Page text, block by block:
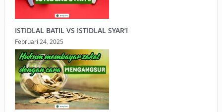
ISTIDLAL BATIL VS ISTIDLAL SYAR’I
Februari 24, 2025